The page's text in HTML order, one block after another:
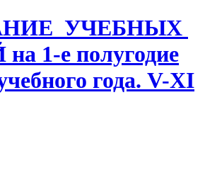
УЧЕБНЫХ
1-е полугодие
года. V-XI